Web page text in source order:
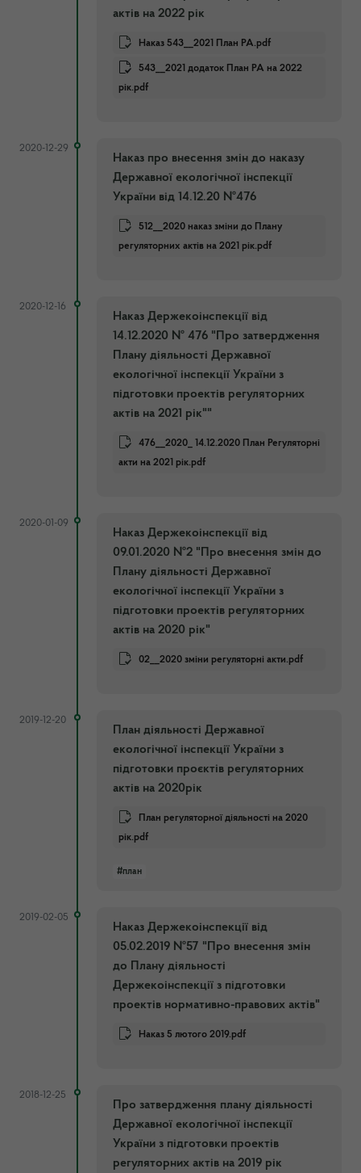
актів на 2022 рік
Наказ 543__2021 План РА.pdf
543__2021 додаток План РА на 2022
рік.pdf
2020-12-29
Наказ про внесення змін до наказу
Державної екологічної інспекції
України від 14.12.20 №476
512__2020 наказ зміни до Плану
регуляторних актів на 2021 рік.pdf
2020-12-16
Наказ Держекоінспекції від
14.12.2020 № 476 "Про затвердження
Плану діяльності Державної
екологічної інспекції України з
підготовки проектів регуляторних
актів на 2021 рік""
476__2020_ 14.12.2020 План Регуляторні
акти на 2021 рік.pdf
2020-01-09
Наказ Держекоінспекції від
09.01.2020 №2 "Про внесення змін до
Плану діяльності Державної
екологічної інспекції України з
підготовки проектів регуляторних
актів на 2020 рік"
02__2020 зміни регуляторні акти.pdf
2019-12-20
План діяльності Державної
екологічної інспекції України з
підготовки проєктів регуляторних
актів на 2020рік
План регуляторної діяльності на 2020
рік.pdf
#план
2019-02-05
Наказ Держекоінспекції від
05.02.2019 №57 "Про внесення змін
до Плану діяльності
Держекоінспекції з підготовки
проектів нормативно-правових актів"
Наказ 5 лютого 2019.pdf
2018-12-25
Про затвердження плану діяльності
Державної екологічної інспекції
України з підготовки проектів
регуляторних актів на 2019 рік